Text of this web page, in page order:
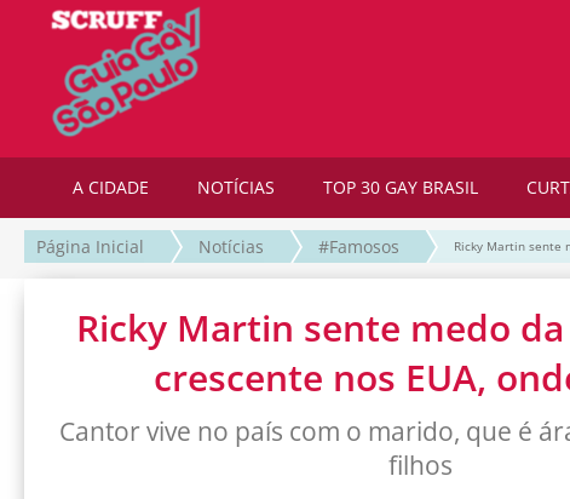
A CIDADE NOTÍCIAS TOP 30 GAY BRASIL
Página Inicial Notícias #Famosos Ricky Martin sente
Ricky Martin sente medo
crescente nos EUA,
Cantor vive no país com o marido, que é
filhos